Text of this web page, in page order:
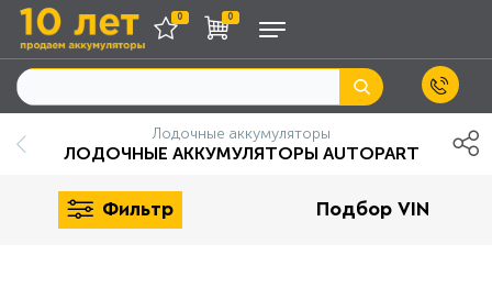
0 0
Лодочные аккумуляторы
ЛОДОЧНЫЕ АККУМУЛЯТОРЫ AUTOPART
Фильтр Подбор VIN